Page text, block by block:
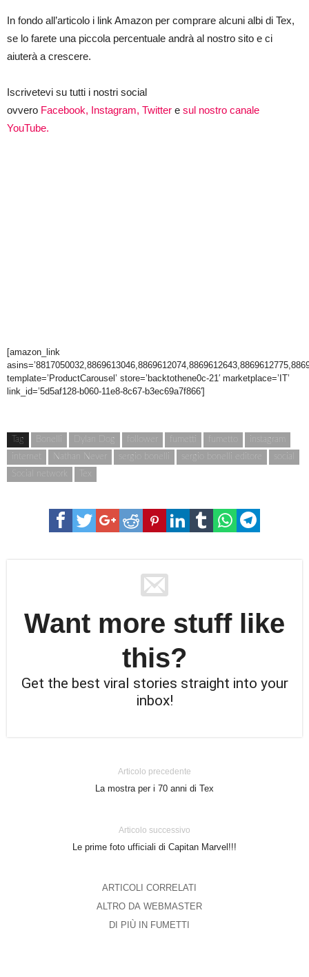
In fondo all’articolo i link Amazon per comprare alcuni albi di Tex,
se lo farete una piccola percentuale andrà al nostro sito e ci
aiuterà a crescere.
Iscrivetevi su tutti i nostri social
ovvero Facebook, Instagram, Twitter e sul nostro canale
YouTube.
[amazon_link
template=’ProductCarousel’ store=’backtothene0c-21′ marketplace=’IT’
link_id=’5d5af128-b060-11e8-8c67-b3ec69a7f866′]
Tag Bonelli Dylan Dog follower fumetti fumetto
instagram
internet
Nathan Never sergio bonelli sergio bonelli editore
social
Social network
Want more stuff like
this?
Get the best viral stories straight into your
inbox!
Articolo precedente
La mostra per i 70 anni di Tex
Articolo successivo
Le prime foto ufficiali di Capitan Marvel!!!
ARTICOLI CORRELATI
ALTRO DA WEBMASTER
DI PIÙ IN FUMETTI